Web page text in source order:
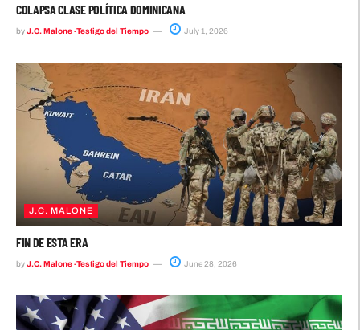
COLAPSA CLASE POLÍTICA DOMINICANA
byJ.C. Malone -Testigo del Tiempo July 1, 2026
J.C. MALONE
FIN DE ESTA ERA
byJ.C. Malone -Testigo del Tiempo June 28, 2026